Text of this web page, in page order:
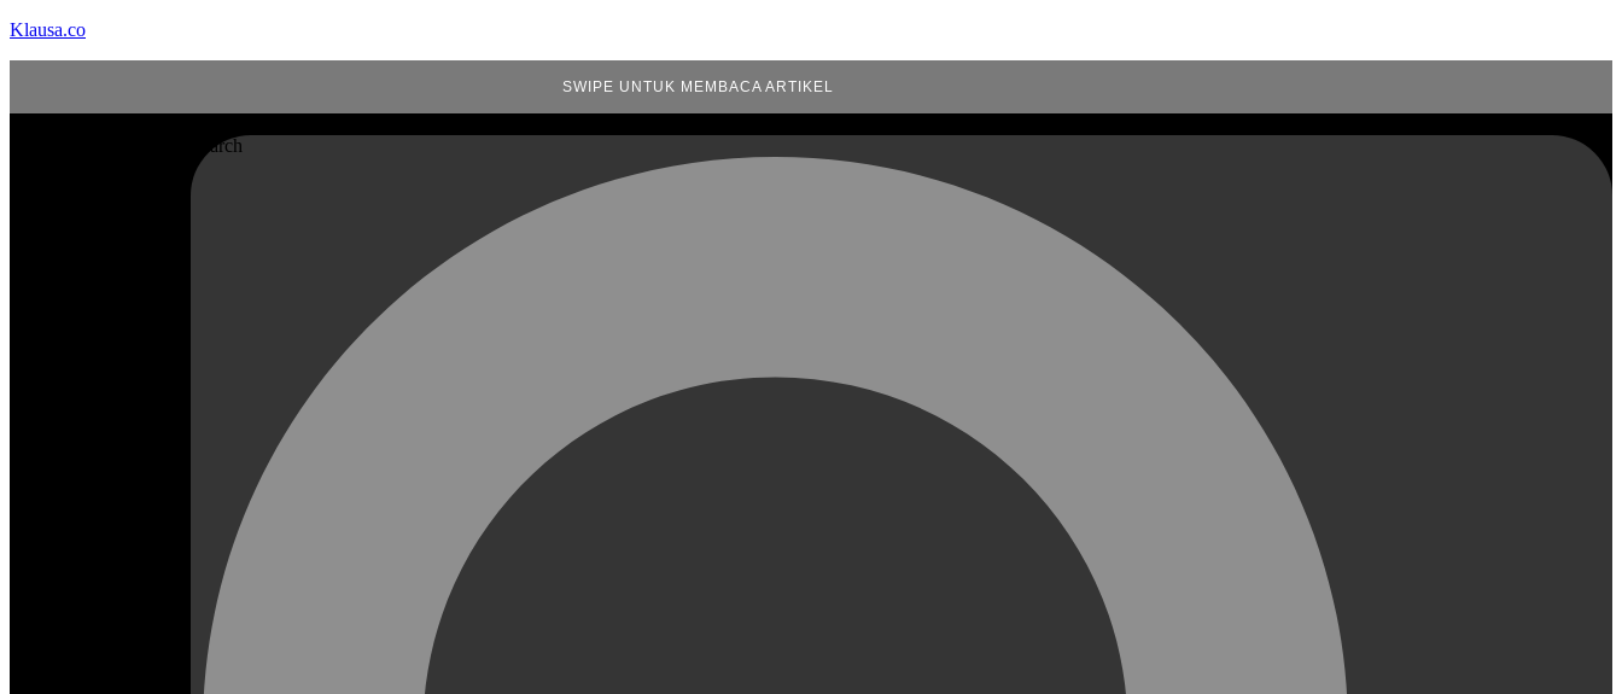
Klausa.co
SWIPE UNTUK MEMBACA ARTIKEL
Search